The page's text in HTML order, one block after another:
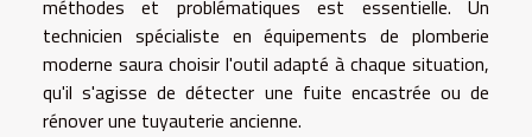
méthodes et problématiques est essentielle. Un
technicien spécialiste en équipements de plomberie
moderne saura choisir l'outil adapté à chaque situation,
qu'il s'agisse de détecter une fuite encastrée ou de
rénover une tuyauterie ancienne.